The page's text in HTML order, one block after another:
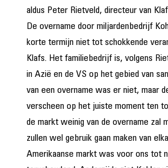
aldus Peter Rietveld, directeur van
De overname door miljardenbedrijf
korte termijn niet tot schokkende
Klafs. Het familiebedrijf is, volgens
in Azië en de VS op het gebied van
van een overname was er niet, maar
verscheen op het juiste moment ten
de markt weinig van de overname zal
zullen wel gebruik gaan maken van
Amerikaanse markt was voor ons tot